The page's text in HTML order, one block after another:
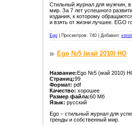
Стильный журнал для мужчин,
мир. За 7 лет успешного
издания, к которому
и взять от жизни лучшее. EGO
Ego Просмотров: 740 | Добавил: voron
Ego №5 (май 2010) HQ
Название:Ego №5 (май 2010)
Страниц:99
Формат: pdf
Качество: хорошее
Размер файла:60 Мб
Язык: русский
Ego – стильный журнал для
тренды и собственный мир.